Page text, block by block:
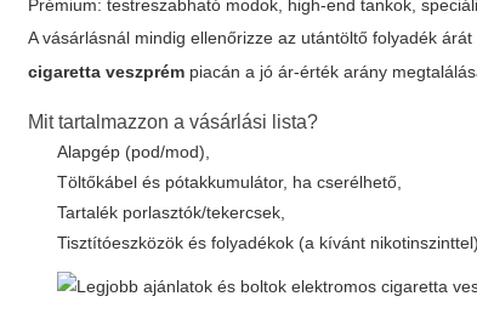
Prémium: testreszabható modok, high-end tankok,
A vásárlásnál mindig ellenőrizze az utántöltő folyadék
cigaretta veszprém piacán a jó ár-érték arány
Mit tartalmazzon a vásárlási lista?
Alapgép (pod/mod),
Töltőkábel és pótakkumulátor, ha cserélhető,
Tartalék porlasztók/tekercsek,
Tisztítóeszközök és folyadékok (a kívánt nikotinszinttel),